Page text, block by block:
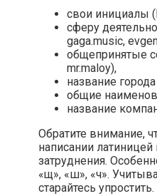
свои инициалы
сферу
gaga.musiс,
общепринятые
mr.maloy),
название
общие
название
Обратите внимание,
написании
затруднения.
«щ», «ш», «ч».
старайтесь упростить.